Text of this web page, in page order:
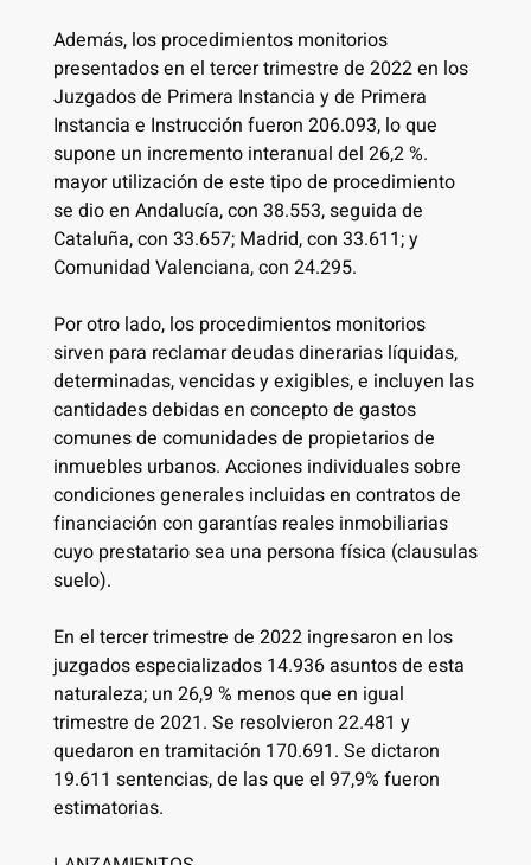
Además, los procedimientos monitorios
presentados en el tercer trimestre de 2022 en los
Juzgados de Primera Instancia y de Primera
Instancia e Instrucción fueron 206.093, lo que
supone un incremento interanual del 26,2 %.
mayor utilización de este tipo de procedimiento
se dio en Andalucía, con 38.553, seguida de
Cataluña, con 33.657; Madrid, con 33.611; y
Comunidad Valenciana, con 24.295.
Por otro lado, los procedimientos monitorios
sirven para reclamar deudas dinerarias líquidas,
determinadas, vencidas y exigibles, e incluyen las
cantidades debidas en concepto de gastos
comunes de comunidades de propietarios de
inmuebles urbanos. Acciones individuales sobre
condiciones generales incluidas en contratos de
financiación con garantías reales inmobiliarias
cuyo prestatario sea una persona física (clausulas
suelo).
En el tercer trimestre de 2022 ingresaron en los
juzgados especializados 14.936 asuntos de esta
naturaleza; un 26,9 % menos que en igual
trimestre de 2021. Se resolvieron 22.481 y
quedaron en tramitación 170.691. Se dictaron
19.611 sentencias, de las que el 97,9% fueron
estimatorias.